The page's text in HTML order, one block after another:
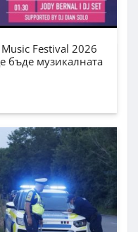
Festival 2026
бъде музикалната